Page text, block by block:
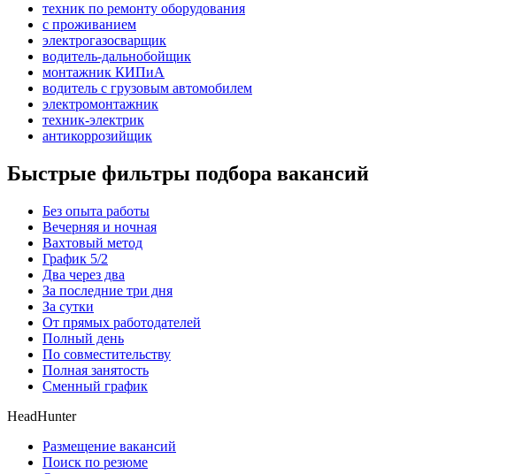
техник по ремонту оборудования
с проживанием
электрогазосварщик
водитель-дальнобойщик
монтажник КИПиА
водитель с грузовым автомобилем
электромонтажник
техник-электрик
антикоррозийщик
Быстрые фильтры подбора вакансий
Без опыта работы
Вечерняя и ночная
Вахтовый метод
График 5/2
Два через два
За последние три дня
За сутки
От прямых работодателей
Полный день
По совместительству
Полная занятость
Сменный график
HeadHunter
Размещение вакансий
Поиск по резюме